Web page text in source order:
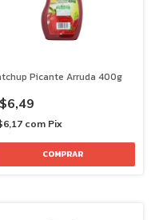
Picante Arruda 400g
com Pix